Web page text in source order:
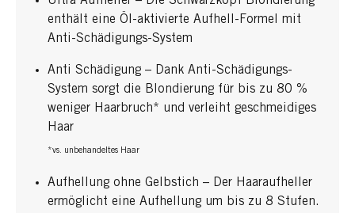
enthält eine Öl-aktivierte Aufhell-Formel mit
Anti-Schädigungs-System
Anti Schädigung – Dank Anti-Schädigungs-
System sorgt die Blondierung für bis zu 80 %
weniger Haarbruch* und verleiht geschmeidiges
Haar
*vs. unbehandeltes Haar
Aufhellung ohne Gelbstich – Der Haaraufheller
ermöglicht eine Aufhellung um bis zu 8 Stufen.